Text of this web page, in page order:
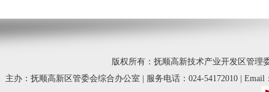
版权所有：抚顺高新技术产业开发区管理
主办：抚顺高新区管委会综合办公室 | 服务电话：024-54172010 | Email